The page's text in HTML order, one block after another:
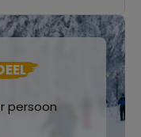
persoon